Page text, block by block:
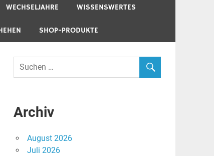
WECHSELJAHRE WISSENSWERTES
SHOP-PRODUKTE
Archiv
August 2026
Juli 2026